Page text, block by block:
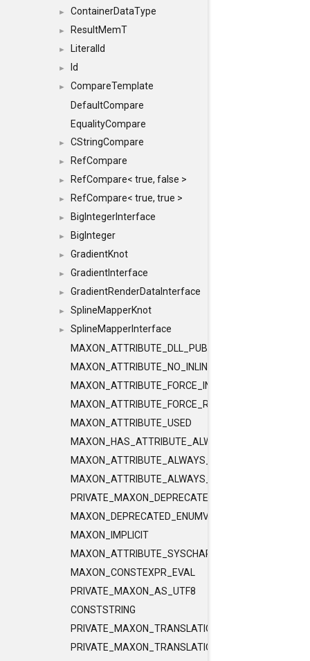
► ContainerDataType
► ResultMemT
► LiteralId
► Id
►
CompareTemplate
DefaultCompare
EqualityCompare
► CStringCompare
► RefCompare
► RefCompare< true, false >
► RefCompare< true, true >
► BigIntegerInterface
► BigInteger
► GradientKnot
► GradientInterface
► GradientRenderDataInterface
► SplineMapperKnot
►
SplineMapperInterface
MAXON_ATTRIBUTE_DLL_PUBLIC
MAXON_ATTRIBUTE_NO_INLINE
MAXON_ATTRIBUTE_FORCE_INLINE
MAXON_ATTRIBUTE_FORCE_RELEASE_INLINE
MAXON_ATTRIBUTE_USED
MAXON_HAS_ATTRIBUTE_ALWAYS_CONST
MAXON_ATTRIBUTE_ALWAYS_CONST
MAXON_ATTRIBUTE_ALWAYS_PURE
PRIVATE_MAXON_DEPRECATED_ENUMVALUE
MAXON_DEPRECATED_ENUMVALUE
MAXON_IMPLICIT
MAXON_ATTRIBUTE_SYSCHAR_IS_CHAR
MAXON_CONSTEXPR_EVAL
PRIVATE_MAXON_AS_UTF8
CONSTSTRING
PRIVATE_MAXON_TRANSLATIONUNIT_FLAGS
PRIVATE_MAXON_TRANSLATIONUNIT_FLAGS_2